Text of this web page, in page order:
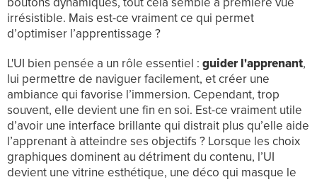
boutons dynamiques, tout cela semble à première vue
irrésistible. Mais est-ce vraiment ce qui permet
d’optimiser l’apprentissage ?
L'UI bien pensée a un rôle essentiel : guider l'apprenant,
lui permettre de naviguer facilement, et créer une
ambiance qui favorise l’immersion. Cependant, trop
souvent, elle devient une fin en soi. Est-ce vraiment utile
d’avoir une interface brillante qui distrait plus qu’elle aide
l’apprenant à atteindre ses objectifs ? Lorsque les choix
graphiques dominent au détriment du contenu, l’UI
devient une vitrine esthétique, une déco qui masque le